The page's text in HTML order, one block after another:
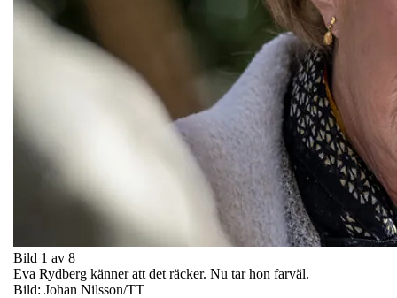
Bild 1 av 8
Eva Rydberg känner att det räcker. Nu tar hon farväl.
Bild: Johan Nilsson/TT